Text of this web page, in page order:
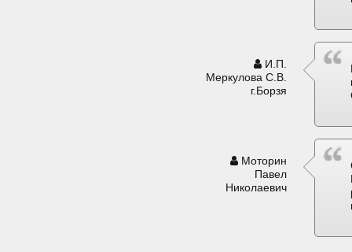
И.П.
Меркулова С.В.
г.Борзя
Моторин
Павел
Николаевич